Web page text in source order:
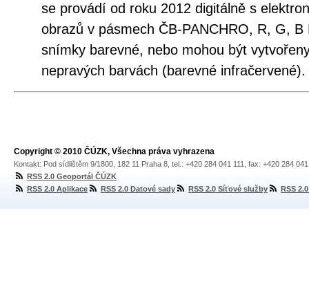
se provádí od roku 2012 digitálně s
obrazů v pásmech ČB-PANCHRO, R, G,
snímky barevné, nebo mohou být
nepravých barvách (barevné infračervené).
Copyright © 2010 ČÚZK, Všechna práva vyhrazena
Kontakt: Pod sídlištěm 9/1800, 182 11 Praha 8, tel.: +420 284 041 111, fax: +420 284
RSS 2.0 Geoportál ČÚZK
RSS 2.0 Aplikace
RSS 2.0 Datové sady RSS 2.0 Síťové služby RSS